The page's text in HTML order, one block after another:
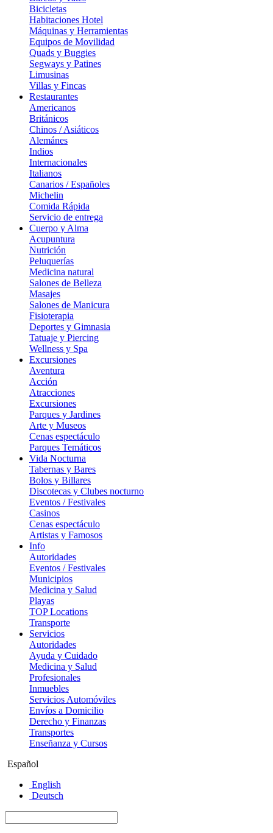
Bicicletas
Habitaciones Hotel
Máquinas y Herramientas
Equipos de Movilidad
Quads y Buggies
Segways y Patines
Limusinas
Villas y Fincas
Restaurantes
Americanos
Británicos
Chinos / Asiáticos
Alemánes
Indios
Internacionales
Italianos
Canarios / Españoles
Michelin
Comida Rápida
Servicio de entrega
Cuerpo y Alma
Acupuntura
Nutrición
Peluquerías
Medicina natural
Salones de Belleza
Masajes
Salones de Manicura
Fisioterapia
Deportes y Gimnasia
Tatuaje y Piercing
Wellness y Spa
Excursiones
Aventura
Acción
Atracciones
Excursiones
Parques y Jardines
Arte y Museos
Cenas espectáculo
Parques Temáticos
Vida Nocturna
Tabernas y Bares
Bolos y Billares
Discotecas y Clubes nocturno
Eventos / Festivales
Casinos
Cenas espectáculo
Artistas y Famosos
Info
Autoridades
Eventos / Festivales
Municipios
Medicina y Salud
Playas
TOP Locations
Transporte
Servicios
Autoridades
Ayuda y Cuidado
Medicina y Salud
Profesionales
Inmuebles
Servicios Automóviles
Envíos a Domicilio
Derecho y Finanzas
Transportes
Enseñanza y Cursos
Español
English
Deutsch